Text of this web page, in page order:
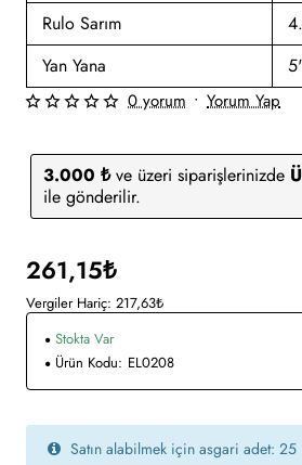
Rulo Sarım
Yan Yana
3.000 ₺ve üzeri siparişlerinizde
ile gönderilir.
0 yorum • Yorum Yap
261,15₺
Vergiler Hariç: 217,63₺
Stokta Var
Ürün Kodu: EL0208
Satın alabilmek için asgari adet: 25